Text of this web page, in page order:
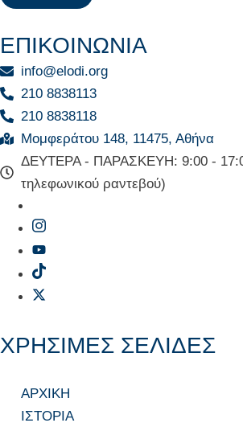
ΕΠΙΚΟΙΝΩΝΙΑ
info@elodi.org
210 8838113
210 8838118
Μομφεράτου 148, 11475, Αθήνα
ΔΕΥΤΕΡΑ - ΠΑΡΑΣΚΕΥΗ: 9:00 -
τηλεφωνικού ραντεβού)
ΧΡΗΣΙΜΕΣ ΣΕΛΙΔΕΣ
ΑΡΧΙΚΗ
ΙΣΤΟΡΙΑ